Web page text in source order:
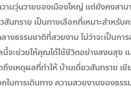
มวุ่นวายของเมืองใหญ่ แต่ยังคงสาม
สันทราย เป็นทางเลือกที่เหมาะสำห
างธรรมชาติที่สวยงาม ไม่ว่าจะเป็น
นี้จะช่วยให้คุณได้ใช้ชีวิตอย่างสงบสุข
งเหตุผลที่ทำให้ บ้านเดี่ยวสันทราย เ
ในการเดินทาง ความสวยงามของธ